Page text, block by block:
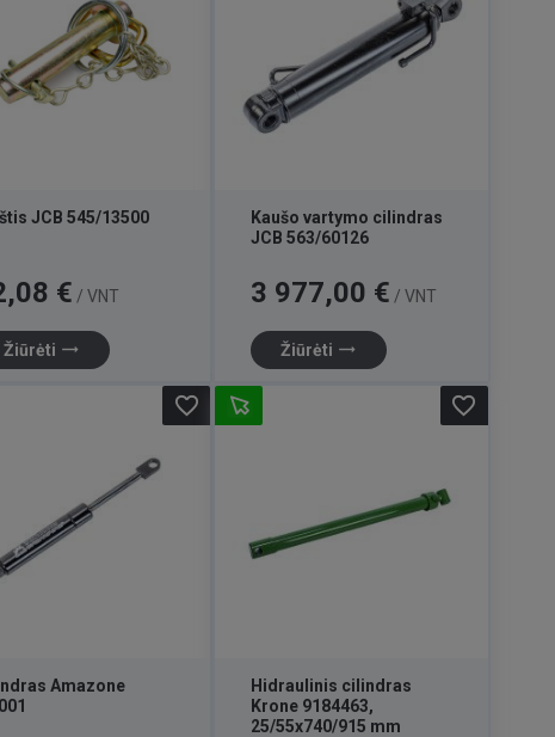
JCB 545/13500
€ / VNT
Žiūrėti trending_flat
Kaušo vartymo cilindras
JCB 563/60126
Kaina
3 977,00 € / VNT
Žiūrėti trending_flat
Amazone
favorite_border
Hidraulinis cilindras
Krone 9184463,
25/55x740/915 mm
favorite_border